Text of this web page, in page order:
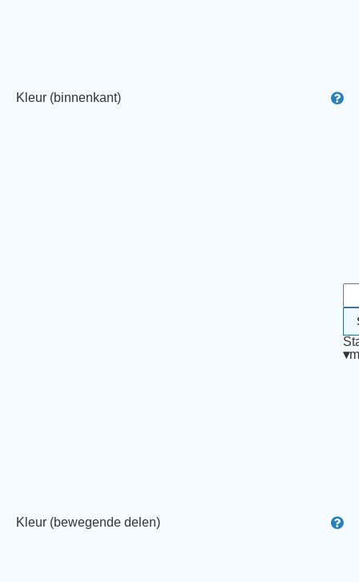
Kleur (binnenkant)
Kleur (bewegende delen)
▾